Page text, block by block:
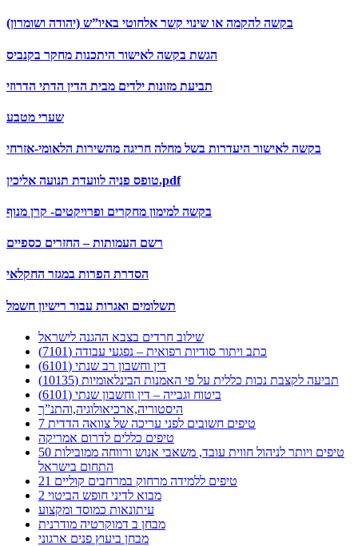
בקשה להקמה או שינוי קשר אלחוטי באיו”ש (יהודה ושומרון)
הגשת בקשה לאישור היתכנות מחקר בקנביס
תביעת מזונות ילדים מבית הדין הדתי הדרוזי
שערי מטבע
בקשה לאישור היעדרות בשל מחלה חריגה מהשירות הלאומי-אזרחי
טופס פניה לוועדת תנועה אליכין.pdf
בקשה למימון מחקרים ופרויקטים- קרן מנוף
רשם העמותות – החזרים כספיים
הסדרת הפרות במגזר החקלאי
תשלומים ואגרות עבור רישיון חשמל
שילוב חרדים בצבא ההגנה לישראל
כתב ויתור סודיות רפואית – נפגעי עבודה (7101)
דין וחשבון רב שנתי (6101)
תביעה לקצבת נכות כללית על פי האמנות הבינלאומיות (10135)
ביטוח וגבייה – דין וחשבון שנתי (6101)
היסטוריה,ארכיאולוגיה,והתנ”ך
7 טיפים חשובים לפני עריכה של צוואה הדדית
טיפים כללים לדרום אמריקה
50 טיפים ויותר לניהול חווית עובד, משאבי אנוש ורווחה ממובילות
התחום בישראל
21 טיפים ללמידה מרחוק במרחבים קוליים
מבוא לדיני חופש הביטוי 2
עיתונאות כמוסד ומקצוע
מבחן ב דמוקרטיה מודרנית
מבחן ביעוץ פנים ארגוני